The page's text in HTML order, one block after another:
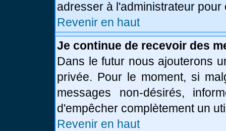
adresser à l'administrateur
Revenir en haut
Je continue de recevoir des
Dans le futur nous ajouterons
privée. Pour le moment, si
messages non-désirés,
d'empêcher complètement un
Revenir en haut